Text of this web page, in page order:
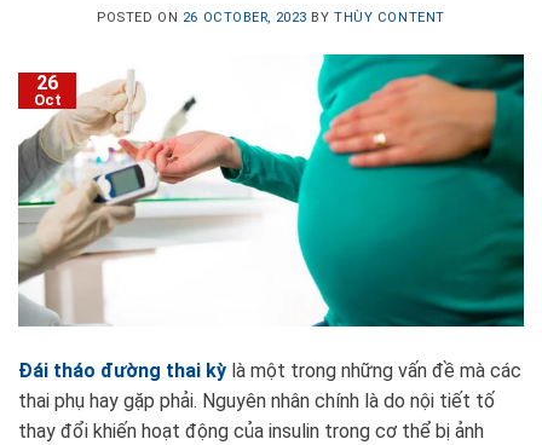
POSTED ON 26 OCTOBER, 2023 BYTHÙY CONTENT
26
Oct
Đái tháo đường thai kỳ là một trong những vấn đề mà các
thai phụ hay gặp phải. Nguyên nhân chính là do nội tiết tố
thay đổi khiến hoạt động của insulin trong cơ thể bị ảnh